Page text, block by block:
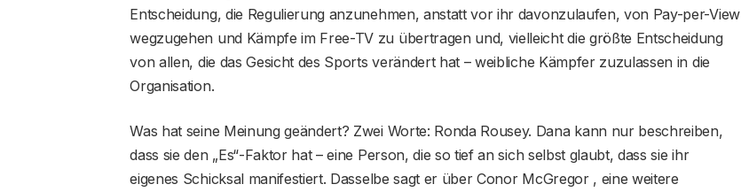
Entscheidung, die Regulierung anzunehmen, anstatt vor ihr davonzulaufen, von Pay-per-View
wegzugehen und Kämpfe im Free-TV zu übertragen und, vielleicht die größte Entscheidung
von allen, die das Gesicht des Sports verändert hat – weibliche Kämpfer zuzulassen in die
Organisation.
Was hat seine Meinung geändert? Zwei Worte: Ronda Rousey. Dana kann nur beschreiben,
dass sie den „Es“-Faktor hat – eine Person, die so tief an sich selbst glaubt, dass sie ihr
eigenes Schicksal manifestiert. Dasselbe sagt er über Conor McGregor , eine weitere